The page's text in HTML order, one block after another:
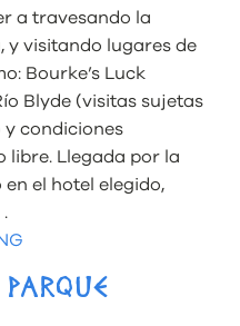
a travesando la
y visitando lugares de
Bourke’s Luck
Blyde (visitas sujetas
y condiciones
libre. Llegada por la
el hotel elegido,